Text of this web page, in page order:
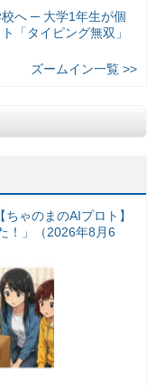
校へ ─ 大学1年生が個
「タイピング無双」
ズームイン一覧 >>
ゃのまのAIプロト】
！」（2026年8月6